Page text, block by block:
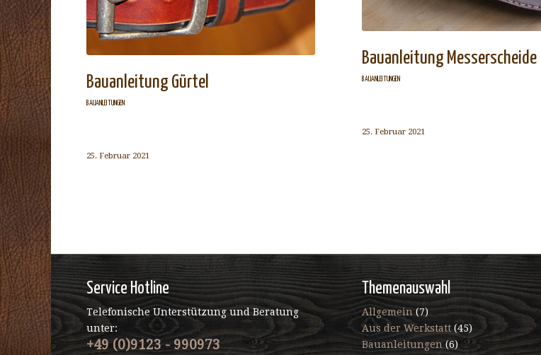
Bauanleitung Gürtel
BAUANLEITUNGEN
25. Februar 2021
Bauanleitung Messerscheide
BAUANLEITUNGEN
25. Februar 2021
Service Hotline
Telefonische Unterstützung und Beratung
unter:
+49 (0)9123 - 990973
Themenauswahl
Allgemein(7)
Aus der Werkstatt(45)
Bauanleitungen(6)